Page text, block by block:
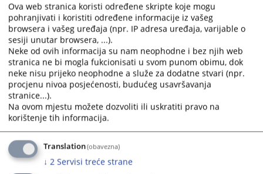
Files
Godišnji izvještaj o provođenju planova integriteta u
pravosudnim institucijama za 2023. godinu
Godišnji izvještaj o provođenju planova integriteta u
pravosudnim institucijama za 2022. godinu
Godišnji izvještaj o provođenju planova integriteta u
pravosudnim institucijama za 2021. godinu
pravosudnim institucijama za 2020. godinu
Godišnji izvještaj o provođenju planova integriteta u
pravosudnim institucijama za 2019. godinu
Ova web stranica koristi određene skripte koje mogu
pohranjivati i koristiti određene informacije iz vašeg
browsera i vašeg uređaja (npr. IP adresa uređaja, varijable o
sesiji unutar browsera, ...).
Neke od ovih informacija su nam neophodne i bez njih web
stranica ne bi mogla fukcionisati u svom punom obimu, dok
neke nisu prijeko neophodne a služe za dodatne stvari (npr.
procjenu nivoa posjećenosti, budućeg usavršavanja
stranice...).
Na ovom mjestu možete dozvoliti ili uskratiti pravo na
korištenje tih informacija.
Translation(obavezna)
↓ 2 Servisi treće strane